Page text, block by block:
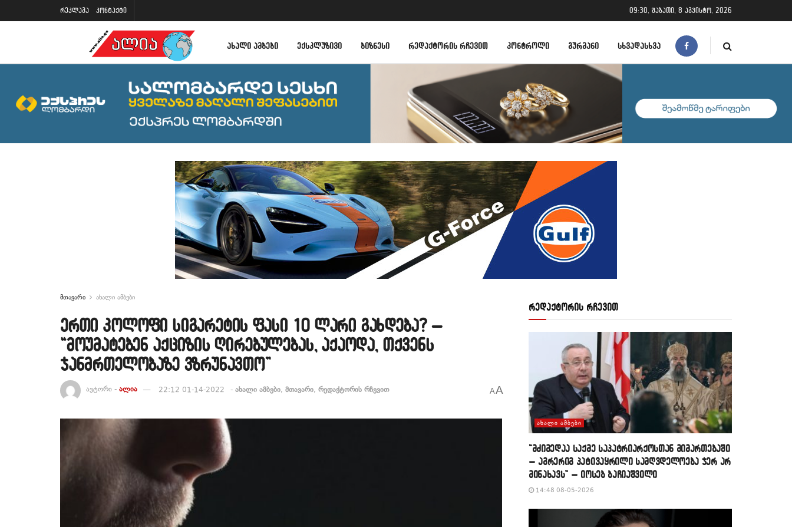
რეკლამა კონტაქტი 09:30, შაბათი, 8 აგვისტო, 2026
ᲐᲮᲐᲚᲘ ᲐᲛᲑᲔᲑᲘ ᲔᲥᲡᲙᲚᲣᲖᲘᲕᲘ ᲑᲘᲖᲜᲔᲡᲘ ᲠᲔᲓᲐᲥᲢᲝᲠᲘᲡ ᲠᲩᲔᲕᲘᲗ ᲙᲝᲜᲢᲠᲝᲚᲘ ᲒᲣᲠᲛᲐᲜᲘ ᲡᲮᲕᲐᲓᲐᲡᲮᲕᲐ
მთავარი ახალი ამბები
ერთი კოლოფი სიგარეტის ფასი 10 ლარი გახდება? –
“მოუმატებენ აქციზის ღირებულებას, აქაოდა, თქვენს
ჯანმრთელობაზე ვზრუნავთო”
ავტორი - ალია 22:12 01-14-2022 - ახალი ამბები, მთავარი, რედაქტორის რჩევით AA
რედაქტორის რჩევით
ᲐᲮᲐᲚᲘ ᲐᲛᲑᲔᲑᲘ
“მძიმედაა საქმე საპატრიარქოსთან მიმართებაში
– აგრერიგ პატივაყრილი სამღვდელოება ჯერ არ
მინახავს” – იოსებ ბაჩიაშვილი
14:48 08-05-2026